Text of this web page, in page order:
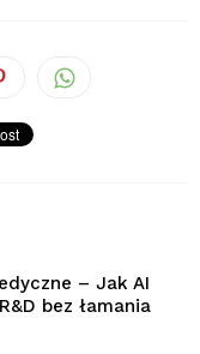
– Jak AI
bez łamania